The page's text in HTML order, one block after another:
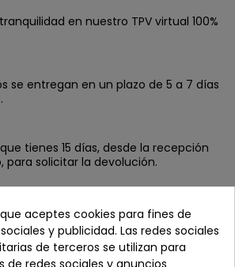
en nuestro TPV virtual 100%
se entregan en un plazo de 5 a 7 días
tienes 15 días, desde la recepción
para solicitar la devolución.
aceptes cookies para fines de
y publicidad. Las redes sociales
de terceros se utilizan para
redes sociales y anuncios